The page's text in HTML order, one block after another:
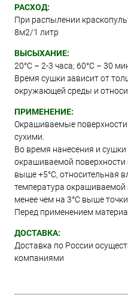
РАСХОД:
При распылении
8м2/1 литр
ВЫСЫХАНИЕ:
20°С – 2-3 часа; 60°С – 30
Время сушки зависит от
окружающей среды и
ПРИМЕНЕНИЕ:
Окрашиваемые
сухими.
Во время нанесения и сушки
окрашиваемой
выше +5°C, относительная
температура
менее чем на 3°C выше
Перед применением
ДОСТАВКА:
Доставка по России
компаниями